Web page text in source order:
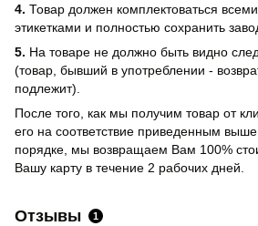
4. Товар должен комплектоваться
этикетками и полностью сохранить
5. На товаре не должно быть видно
(товар, бывший в употреблении -
подлежит).
После того, как мы получим товар от
его на соответствие приведенным
порядке, мы возвращаем Вам 100%
Вашу карту в течение 2 рабочих дней.
Отзывы 1